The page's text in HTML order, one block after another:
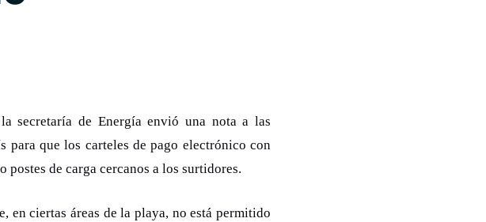
secretaría de Energía envió una nota a las
para que los carteles de pago electrónico con
postes de carga cercanos a los surtidores.
ciertas áreas de la playa, no está permitido